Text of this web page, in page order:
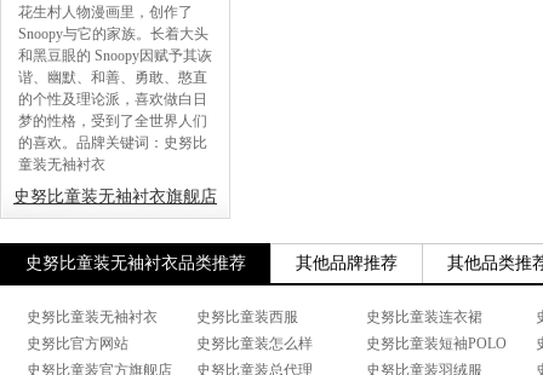
花生村人物漫画里，创作了
Snoopy与它的家族。长着大头
和黑豆眼的 Snoopy因赋予其诙
谐、幽默、和善、勇敢、憨直
的个性及理论派，喜欢做白日
梦的性格，受到了全世界人们
的喜欢。品牌关键词：史努比
童装无袖衬衣
史努比童装无袖衬衣旗舰店
史努比童装无袖衬衣品类推荐 其他品牌推荐 其他品类推
史努比童装无袖衬衣 史努比童装西服 史努比童装连衣裙
史努比官方网站
史努比童装怎么样 史努比童装短袖POLO
史努比童装官方旗舰店
史努比童装总代理 史努比童装羽绒服